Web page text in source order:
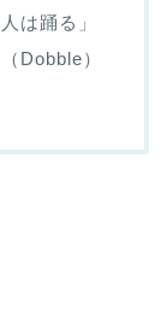
は踊る」
Dobble）